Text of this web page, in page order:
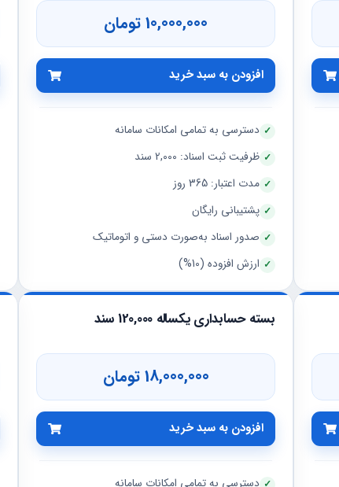
10,000,000 تومان
افزودن به سبد خرید
دسترسی به تمامی امکانات سامانه
ظرفیت ثبت اسناد: 2,000 سند
مدت اعتبار: 365 روز
پشتیبانی رایگان
صدور اسناد به‌صورت دستی و اتوماتیک
ارزش افزوده (10%)
بسته حسابداری یکساله 120,000 سند
18,000,000 تومان
افزودن به سبد خرید
دسترسی به تمامی امکانات سامانه